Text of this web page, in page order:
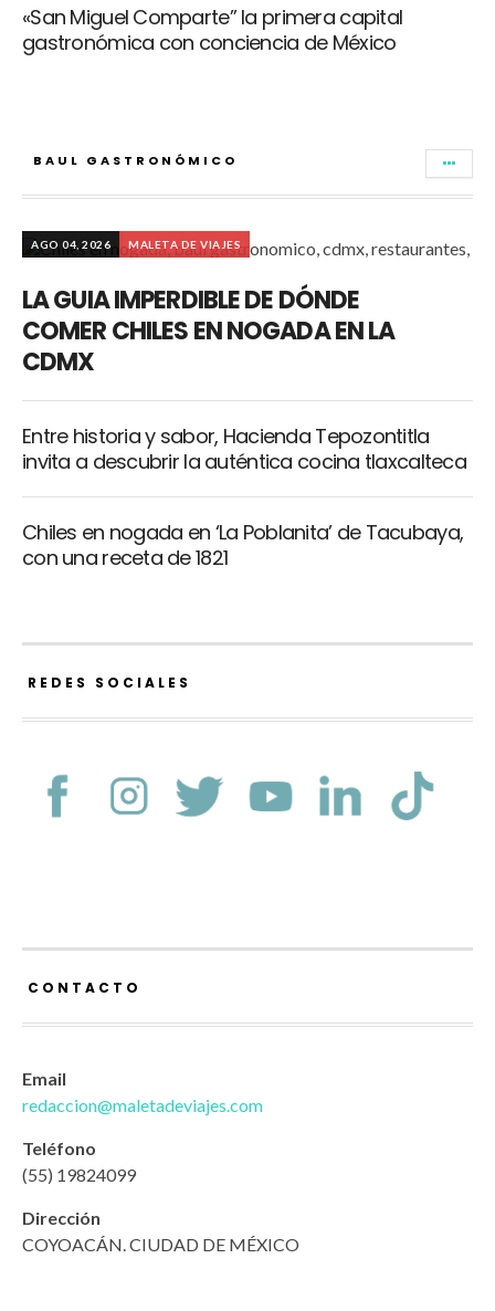
«San Miguel Comparte” la primera capital
gastronómica con conciencia de México
BAUL GASTRONÓMICO
AGO 04, 2026 MALETA DE VIAJES
LA GUIA IMPERDIBLE DE DÓNDE
COMER CHILES EN NOGADA EN LA
CDMX
Entre historia y sabor, Hacienda Tepozontitla
invita a descubrir la auténtica cocina tlaxcalteca
Chiles en nogada en ‘La Poblanita’ de Tacubaya,
con una receta de 1821
REDES SOCIALES
CONTACTO
Email
redaccion@maletadeviajes.com
Teléfono
(55) 19824099
Dirección
COYOACÁN. CIUDAD DE MÉXICO